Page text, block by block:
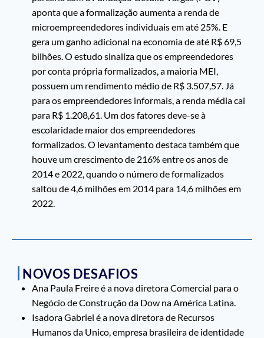
aponta que a formalização aumenta a renda de
microempreendedores individuais em até 25%. E
gera um ganho adicional na economia de até R$ 69,5
bilhões. O estudo sinaliza que os empreendedores
por conta própria formalizados, a maioria MEI,
possuem um rendimento médio de R$ 3.507,57. Já
para os empreendedores informais, a renda média cai
para R$ 1.208,61. Um dos fatores deve-se à
escolaridade maior dos empreendedores
formalizados. O levantamento destaca também que
houve um crescimento de 216% entre os anos de
2014 e 2022, quando o número de formalizados
saltou de 4,6 milhões em 2014 para 14,6 milhões em
2022.
NOVOS DESAFIOS
Ana Paula Freire é a nova diretora Comercial para o
Negócio de Construção da Dow na América Latina.
Isadora Gabriel é a nova diretora de Recursos
Humanos da Unico, empresa brasileira de identidade